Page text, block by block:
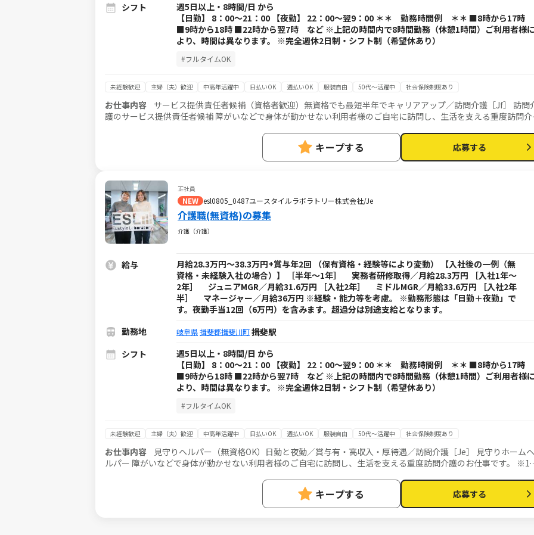
シフト
週5日以上・8時間/日 から
【日勤】 8：00～21：00 【夜勤】 22：00～翌9：00 ＊＊ 勤務時間例 ＊＊ ■8時から17時
■9時から18時 ■22時から翌7時 など ※上記の時間内で8時間勤務（休憩1時間）ご利用者様
より、時間は異なります。 ※完全週休2日制・シフト制（希望休あり）
#フルタイムOK
未経験歓迎 主婦（夫）歓迎 中高年活躍中 日払いOK 週払いOK 服装自由 50代～活躍中 社会保険制度あり
お仕事内容 サービス提供責任者候補（資格者歓迎）無資格でも最短半年でキャリアアップ／訪問介護［Jf］ 訪問
護のサービス提供責任者候補 障がいなどで身体が動かせない利用者様のご自宅に訪問し、生活を支える重度訪問介
用者様の生活を支える大切なお仕事です。 ※日勤と夜勤月12回程度 ◎サービス提供責任者業務 一緒にお仕事をする
スタッフさんのシフト管理や教育など働きやすい環境を整えるお仕事を主にお願いします。 質問や相談などを気軽
に受けられる頼られる社員さんとして活躍してください！ ■介護スタッフのフォロー・指導・育成・ケア ■ご家族
介助： 家事援助（洗濯、掃除、料理など） ■身体介護： 起床・就寝・入浴・食事の介助など ■医療的ケア： たん
の吸引、経管栄養（胃ろう・腸ろう） など ※詳細は面談時にお伝えします ◎最初は先輩スタッフが必ず同行
し、業務の流れや注意点を徹底的に指導します。未経験の方もプロとして成長できます。
キープする 応募する
正社員
NEW esl0805_0487ユースタイルラボラトリー株式会社/Je
介護職(無資格)の募集
介護（介護）
給与
月給28.3万円～38.3万円+賞与年2回 （保有資格・経験等により変動） 【入社後の一例（無
資格・未経験入社の場合）】 ［半年～1年］ 実務者研修取得／月給28.3万円 ［入社1年～
2年］ ジュニアMGR／月給31.6万円 ［入社2年］ ミドルMGR／月給33.6万円 ［入社2年
半］ マネージャー／月給36万円 ※経験・能力等を考慮。 ※勤務形態は「日勤＋夜勤」で
す。夜勤手当12回（6万円）を含みます。超過分は別途支給となります。
勤務地
岐阜県揖斐郡揖斐川町揖斐駅
シフト
週5日以上・8時間/日 から
【日勤】 8：00～21：00 【夜勤】 22：00～翌9：00 ＊＊ 勤務時間例 ＊＊ ■8時から17時
■9時から18時 ■22時から翌7時 など ※上記の時間内で8時間勤務（休憩1時間）ご利用者様
より、時間は異なります。 ※完全週休2日制・シフト制（希望休あり）
#フルタイムOK
未経験歓迎 主婦（夫）歓迎 中高年活躍中 日払いOK 週払いOK 服装自由 50代～活躍中 社会保険制度あり
お仕事内容 見守りヘルパー（無資格OK）日勤と夜勤／賞与有・高収入・厚待遇／訪問介護［Je］ 見守りホームヘ
ルパー 障がいなどで身体が動かせない利用者様のご自宅に訪問し、生活を支える重度訪問介護のお仕事です。 ※1対
切なポジションです。 ※日勤と夜勤月12回程度 ■見守り・対話：状態の変化に気を配りながらの安全管理 ■生活介
助： 家事援助（洗濯、掃除、料理など） ■身体介護： 起床・就寝・入浴・食事の介助など ■医療的ケア： たんの
吸引、経管栄養（胃ろう・腸ろう） など ※詳細は面談時にお伝えします ◎最初は先輩スタッフが必ず同行し、
キープする 応募する